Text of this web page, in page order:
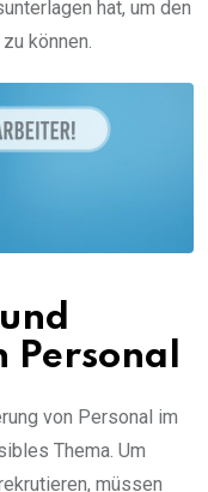
hat, um den
können.
Personal
von Personal im
Thema. Um
müssen